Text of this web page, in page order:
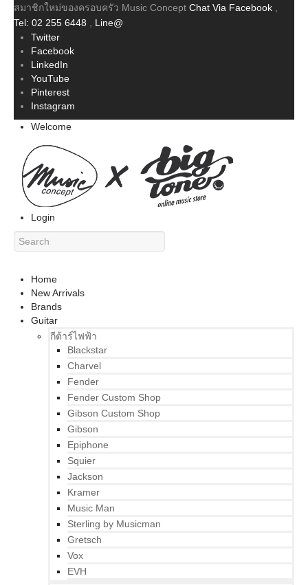
สมาชิกใหม่ของครอบครัว Music Concept Chat Via Facebook
Tel: 02 255 6448
Line@
Twitter
Facebook
LinkedIn
YouTube
Pinterest
Instagram
Welcome
Login
Home
New Arrivals
Brands
Guitar
กีต้าร์ไฟฟ้า
Blackstar
Charvel
Fender
Fender Custom Shop
Gibson Custom Shop
Gibson
Epiphone
Squier
Jackson
Kramer
Music Man
Sterling by Musicman
Gretsch
Vox
EVH